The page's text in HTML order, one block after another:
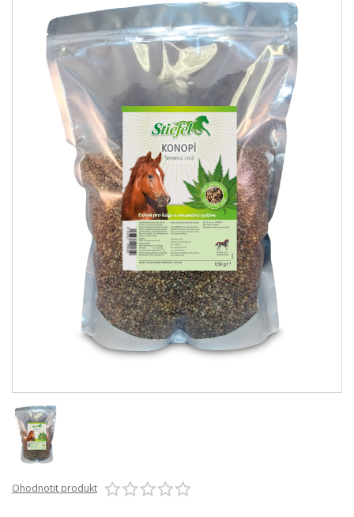
Ohodnotit produkt